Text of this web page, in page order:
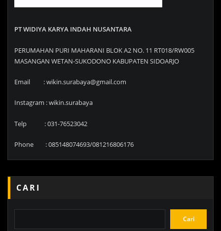
PT WIDIYA KARYA INDAH NUSANTARA
PERUMAHAN PURI MAHARANI BLOK A2 NO. 11 RT018/RW005
MASANGAN WETAN-SUKODONO KABUPATEN SIDOARJO
Email : wikin.surabaya@gmail.com
Instagram : wikin.surabaya
Telp : 031-76523042
Phone : 085148074693/081216806176
CARI
Cari